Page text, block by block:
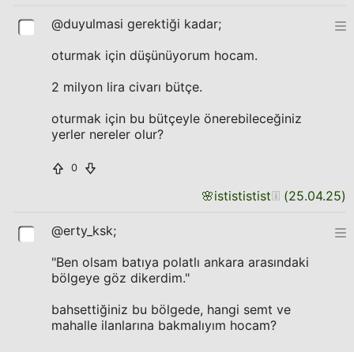
@duyulmasi gerektiği kadar;
oturmak için düşünüyorum hocam.
2 milyon lira civarı bütçe.
oturmak için bu bütçeyle önerebileceğiniz
yerler nereler olur?
0
🌸istististist (25.04.25)
@erty_ksk;
"Ben olsam batıya polatlı ankara arasındaki
bölgeye göz dikerdim."
bahsettiğiniz bu bölgede, hangi semt ve
mahalle ilanlarına bakmalıyım hocam?